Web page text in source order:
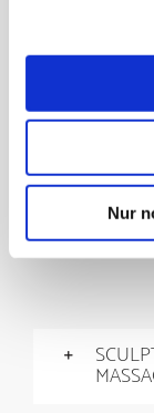
Nur
Entdecken
invasive
straffung.